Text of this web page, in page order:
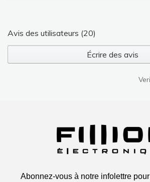
Avis des utilisateurs (20)
Écrire des avis
Abonnez-vous à notre infolettre